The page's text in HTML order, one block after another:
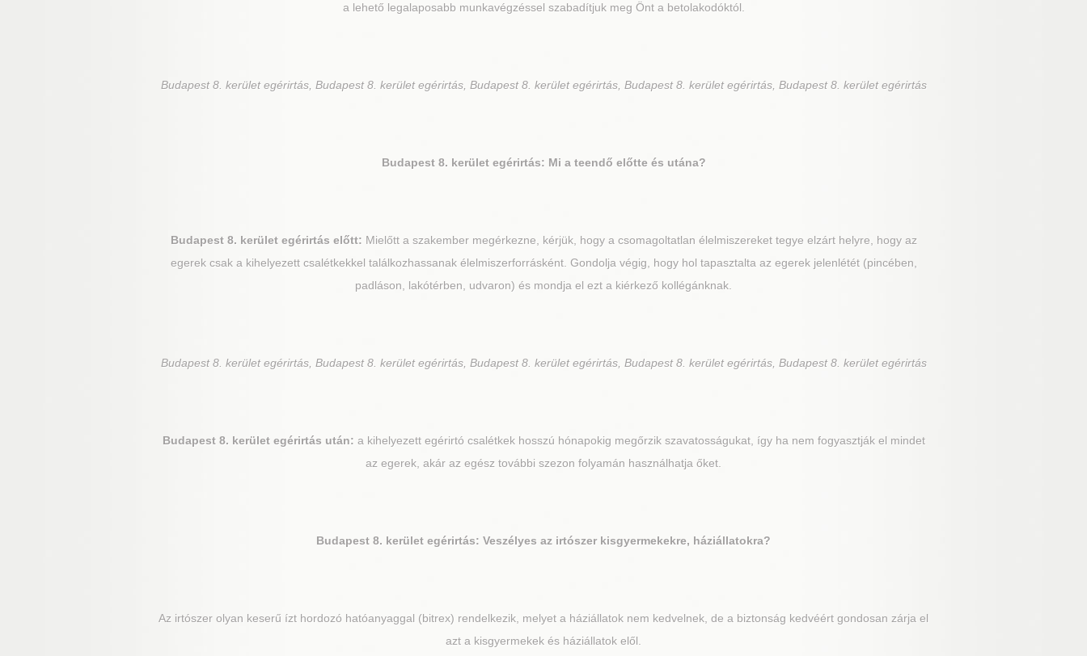
a lehető legalaposabb munkavégzéssel szabadítjuk meg Önt a betolakodóktól.
Budapest 8. kerületegérirtás, Budapest 8. kerület egérirtás, Budapest 8. kerület egérirtás, Budapest 8. kerület egérirtás, Budapest 8. kerület egérirtás
Budapest 8. kerületegérirtás: Mi a teendő előtte és utána?
Budapest 8. kerületegérirtás előtt: Mielőtt a szakember megérkezne, kérjük, hogy a csomagoltatlan élelmiszereket tegye elzárt helyre, hogy az
egerek csak a kihelyezett csalétkekkel találkozhassanak élelmiszerforrásként. Gondolja végig, hogy hol tapasztalta az egerek jelenlétét (pincében,
padláson, lakótérben, udvaron) és mondja el ezt a kiérkező kollégánknak.
Budapest 8. kerületegérirtás, Budapest 8. kerület egérirtás, Budapest 8. kerület egérirtás, Budapest 8. kerület egérirtás, Budapest 8. kerület egérirtás
Budapest 8. kerületegérirtás után: a kihelyezett egérirtó csalétkek hosszú hónapokig megőrzik szavatosságukat, így ha nem fogyasztják el mindet
az egerek, akár az egész további szezon folyamán használhatja őket.
Budapest 8. kerület egérirtás: Veszélyes az irtószer kisgyermekekre, háziállatokra?
Az irtószer olyan keserű ízt hordozó hatóanyaggal (bitrex) rendelkezik, melyet a háziállatok nem kedvelnek, de a biztonság kedvéért gondosan zárja el
azt a kisgyermekek és háziállatok elől.